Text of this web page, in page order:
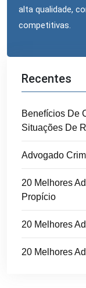
alta qualidade,
competitivas.
Recentes
Benefícios De
Situações De
Advogado
20 Melhores
Propício
20 Melhores
20 Melhores